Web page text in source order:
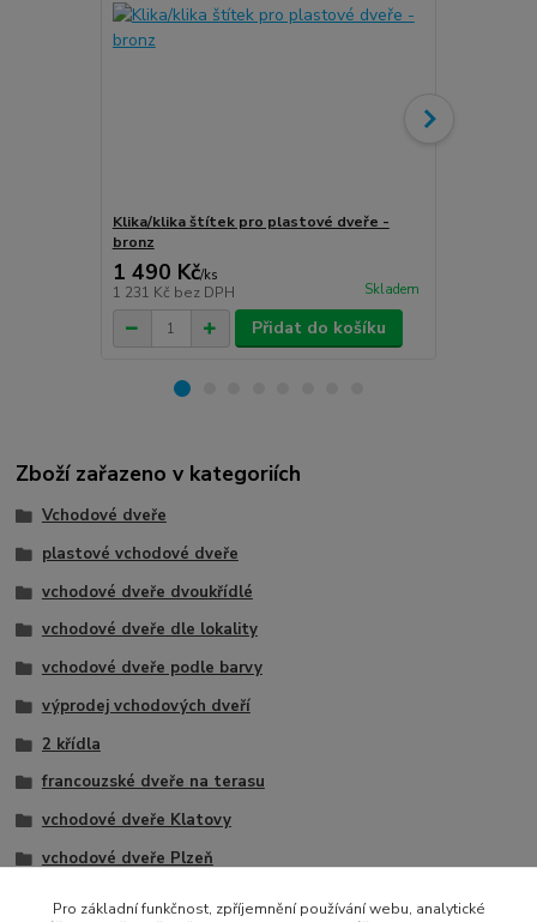
Klika/klika štítek pro plastové dveře -
bronz
1 490 Kč/ks
1 231 Kč bez DPH Skladem
Přidat do košíku
Zboží zařazeno v kategoriích
Vchodové dveře
plastové vchodové dveře
vchodové dveře dvoukřídlé
vchodové dveře dle lokality
vchodové dveře podle barvy
výprodej vchodových dveří
2 křídla
francouzské dveře na terasu
vchodové dveře Klatovy
vchodové dveře Plzeň
Pro základní funkčnost, zpříjemnění používání webu, analytické